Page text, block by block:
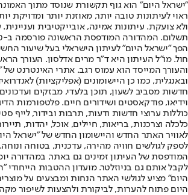
"ישראל היום" הוא גוף תקשורת שנוסד מתוך
ראוי לעיתונות טובה יותר, מאוזנת יותר ומדויקת
ולא צועקת. עיתונות אמינה, אובייקטיבית
הפך "ישראל היום" לעיתון הישראלי בעל שיעור
חול. מו"ל העיתון היא ד"ר מרים אדלסון. העורך
והעורך המייסד הוא עמוס רגב. אתרי האינטרנט
חדשות מסביב לשעון, תוכן בלעדי, מבזקים
וידיאו, פודקאסטים ושידורים חיים. פלטפורמות
כוללות ערוצי חדשות ודעות, תרבות ובידור, לייף
לאוויר האתר החדש והיישומון החדש של "ישראל
לספק לגולשים חוויה מהירה, עדכנית, בטוחה
המודפסת של העיתון זמינים גם באתר, במהדורה
לקבל אותם גם בניוזלטר. מועדון ההטבות הייחודי
היום" מציע לגולשי האתר הנחות ומבצעים על
היום פתוח להערות, לביקורת ולהצעות לשיפור